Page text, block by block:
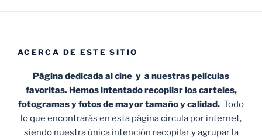
ACERCA DE ESTE SITIO
Página dedicada al cine y a nuestras películas
favoritas. Hemos intentado recopilar los carteles,
fotogramas y fotos de mayor tamaño y calidad. Todo
lo que encontrarás en esta página circula por internet,
siendo nuestra única intención recopilar y agrupar la